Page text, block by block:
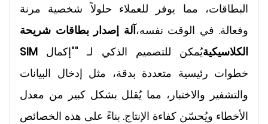
البطاقات، مما يوفر للعملاء حلولاً شخصية مرنة
وفعالة. في الوقت نفسه،آلة إصدار بطاقات شريحة
SIM الكلاسيكيةيُمكن للتصميم الذكي لـ ""إكمال
خطوات رئيسية متعددة بدقة، مثل إدخال البيانات
والتشفير والاختبار، مما يُقلل بشكل كبير من معدل
الأخطاء ويُحسّن كفاءة الإنتاج. بناءً على هذه الخصائص